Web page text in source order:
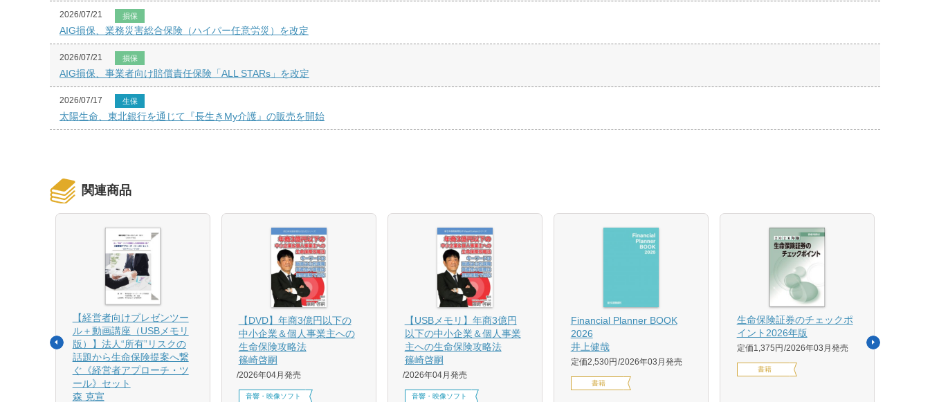
2026/07/21 損保
AIG損保、業務災害総合保険（ハイパー任意労災）を改定
2026/07/21 損保
AIG損保、事業者向け賠償責任保険「ALL STARs」を改定
2026/07/17 生保
太陽生命、東北銀行を通じて『長生きMy介護』の販売を開始
関連商品
【経営者向けプレゼンツー
ル＋動画講座（USBメモリ
版）】法人“所有”リスクの
話題から生命保険提案へ繋
ぐ《経営者アプローチ・ツ
ール》セット
森 克宣
【DVD】年商3億円以下の
中小企業＆個人事業主への
生命保険攻略法
篠崎啓嗣
2026年04月発売
音響・映像ソフト
【USBメモリ】年商3億円
以下の中小企業＆個人事業
主への生命保険攻略法
篠崎啓嗣
2026年04月発売
音響・映像ソフト
Financial Planner BOOK
2026
井上健哉
定価2,530円 2026年03月発売
書籍
生命保険証券のチェックポ
イント2026年版
定価1,375円 2026年03月発売
書籍